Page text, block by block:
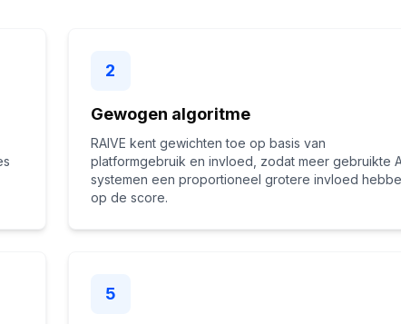
2
Gewogen algoritme
RAIVE kent gewichten toe op basis van
platformgebruik en invloed, zodat meer gebruikte
systemen een proportioneel grotere invloed
op de score.
5